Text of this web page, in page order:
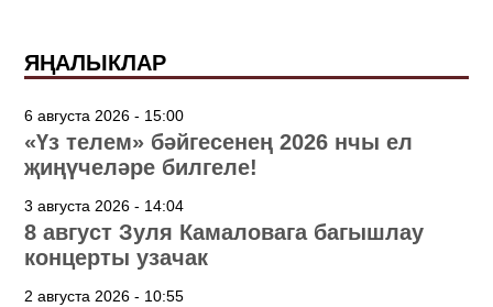
ЯҢАЛЫКЛАР
6 августа 2026 - 15:00
«Үз телем» бәйгесенең 2026 нчы ел
җиңүчеләре билгеле!
3 августа 2026 - 14:04
8 август Зуля Камаловага багышлау
концерты узачак
2 августа 2026 - 10:55